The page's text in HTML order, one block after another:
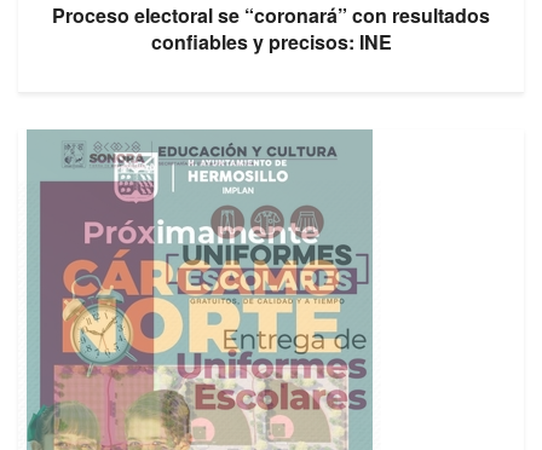
Proceso electoral se “coronará” con resultados
confiables y precisos: INE